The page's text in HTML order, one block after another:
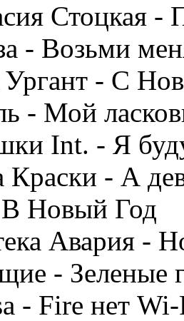
Стоцкая -
- Возьми
- С
- Мой
Int. - Я
Краски - А
Новый Год
Авария -
- Зеленые
- Fire нет